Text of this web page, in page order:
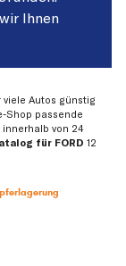
Ihnen
Autos günstig
Shop passende
von 24
für FORD 12